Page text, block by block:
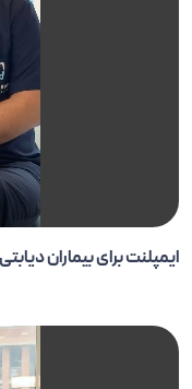
ایمپلنت برای بیماران دیابتی